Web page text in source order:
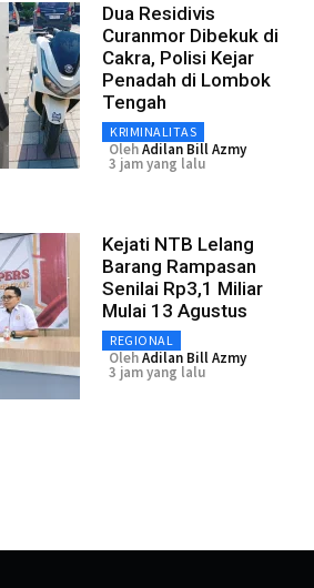
Dua Residivis
Curanmor Dibekuk di
Cakra, Polisi Kejar
Penadah di Lombok
Tengah
KRIMINALITAS
OlehAdilan Bill Azmy
3 jam yang lalu
Kejati NTB Lelang
Barang Rampasan
Senilai Rp3,1 Miliar
Mulai 13 Agustus
REGIONAL
OlehAdilan Bill Azmy
3 jam yang lalu